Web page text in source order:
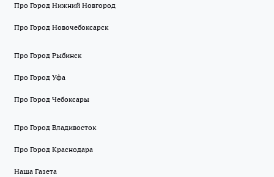
Про Город Нижний Новгород
Про Город Новочебоксарск
Про Город Рыбинск
Про Город Уфа
Про Город Чебоксары
Про Город Владивосток
Про Город Краснодара
Наша Газета